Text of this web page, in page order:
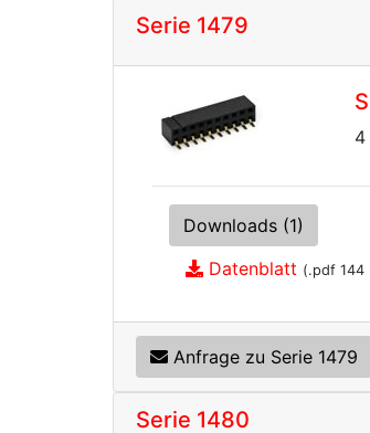
Serie 1479
4
Downloads (1)
Datenblatt (.pdf 144
Anfrage zu Serie 1479
Serie 1480